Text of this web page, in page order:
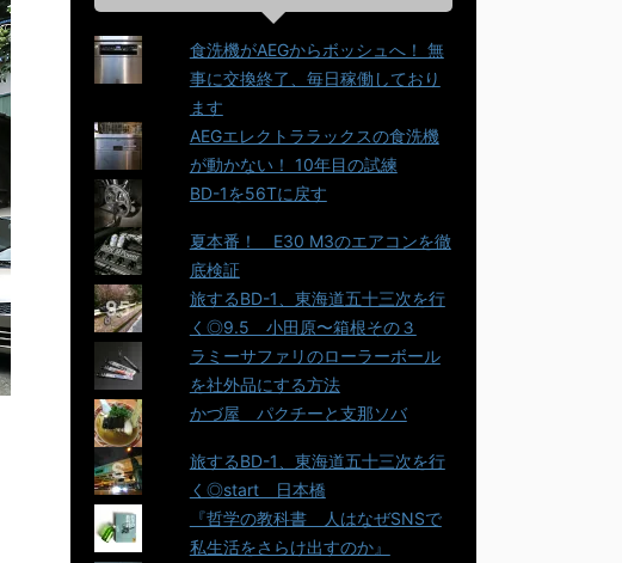
食洗機がAEGからボッシュへ！ 無
事に交換終了、毎日稼働しており
ます
AEGエレクトララックスの食洗機
が動かない！ 10年目の試練
BD-1を56Tに戻す
夏本番！ E30 M3のエアコンを徹
底検証
旅するBD-1、東海道五十三次を行
く◎9.5＿小田原〜箱根その３
ラミーサファリのローラーボール
を社外品にする方法
かづ屋＿パクチーと支那ソバ
旅するBD-1、東海道五十三次を行
く◎start＿日本橋
『哲学の教科書＿人はなぜSNSで
私生活をさらけ出すのか』